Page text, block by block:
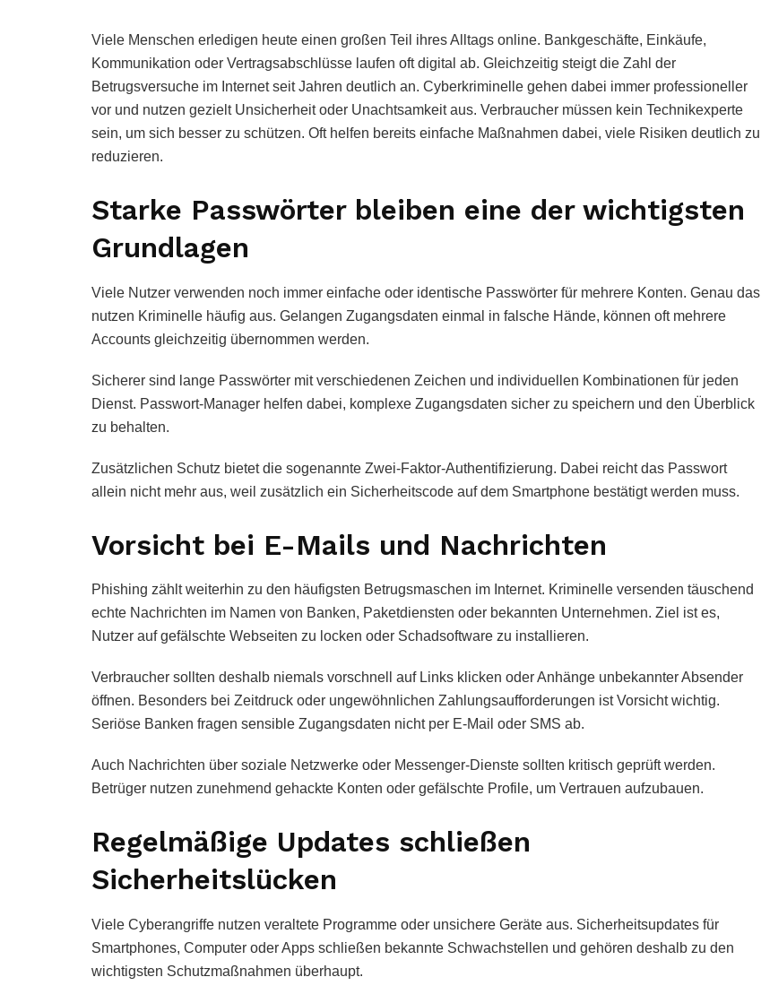
Viele Menschen erledigen heute einen großen Teil ihres Alltags online. Bankgeschäfte, Einkäufe,
Kommunikation oder Vertragsabschlüsse laufen oft digital ab. Gleichzeitig steigt die Zahl der
Betrugsversuche im Internet seit Jahren deutlich an. Cyberkriminelle gehen dabei immer professioneller
vor und nutzen gezielt Unsicherheit oder Unachtsamkeit aus. Verbraucher müssen kein Technikexperte
sein, um sich besser zu schützen. Oft helfen bereits einfache Maßnahmen dabei, viele Risiken deutlich zu
reduzieren.
Starke Passwörter bleiben eine der wichtigsten
Grundlagen
Viele Nutzer verwenden noch immer einfache oder identische Passwörter für mehrere Konten. Genau das
nutzen Kriminelle häufig aus. Gelangen Zugangsdaten einmal in falsche Hände, können oft mehrere
Accounts gleichzeitig übernommen werden.
Sicherer sind lange Passwörter mit verschiedenen Zeichen und individuellen Kombinationen für jeden
Dienst. Passwort-Manager helfen dabei, komplexe Zugangsdaten sicher zu speichern und den Überblick
zu behalten.
Zusätzlichen Schutz bietet die sogenannte Zwei-Faktor-Authentifizierung. Dabei reicht das Passwort
allein nicht mehr aus, weil zusätzlich ein Sicherheitscode auf dem Smartphone bestätigt werden muss.
Vorsicht bei E-Mails und Nachrichten
Phishing zählt weiterhin zu den häufigsten Betrugsmaschen im Internet. Kriminelle versenden täuschend
echte Nachrichten im Namen von Banken, Paketdiensten oder bekannten Unternehmen. Ziel ist es,
Nutzer auf gefälschte Webseiten zu locken oder Schadsoftware zu installieren.
Verbraucher sollten deshalb niemals vorschnell auf Links klicken oder Anhänge unbekannter Absender
öffnen. Besonders bei Zeitdruck oder ungewöhnlichen Zahlungsaufforderungen ist Vorsicht wichtig.
Seriöse Banken fragen sensible Zugangsdaten nicht per E-Mail oder SMS ab.
Auch Nachrichten über soziale Netzwerke oder Messenger-Dienste sollten kritisch geprüft werden.
Betrüger nutzen zunehmend gehackte Konten oder gefälschte Profile, um Vertrauen aufzubauen.
Regelmäßige Updates schließen
Sicherheitslücken
Viele Cyberangriffe nutzen veraltete Programme oder unsichere Geräte aus. Sicherheitsupdates für
Smartphones, Computer oder Apps schließen bekannte Schwachstellen und gehören deshalb zu den
wichtigsten Schutzmaßnahmen überhaupt.